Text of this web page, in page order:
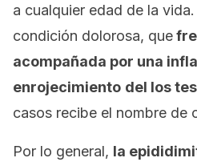
a cualquier edad de la
condición dolorosa, que
acompañada por una
enrojecimiento del los
casos recibe el nombre de
Por lo general, la